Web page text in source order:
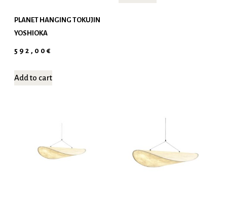
PLANET HANGING TOKUJIN
YOSHIOKA
592,00€
Add to cart